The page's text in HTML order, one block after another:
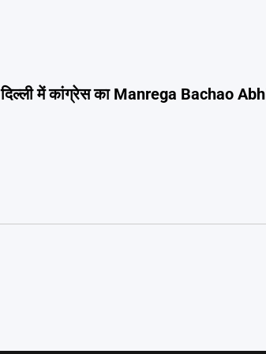
दिल्ली में कांग्रेस का Manrega Bachao